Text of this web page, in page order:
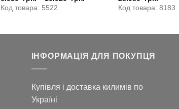
Код товара: 5522
Код товара: 8183
ІНФОРМАЦІЯ ДЛЯ ПОКУПЦЯ
Купівля і доставка килимів по
Україні